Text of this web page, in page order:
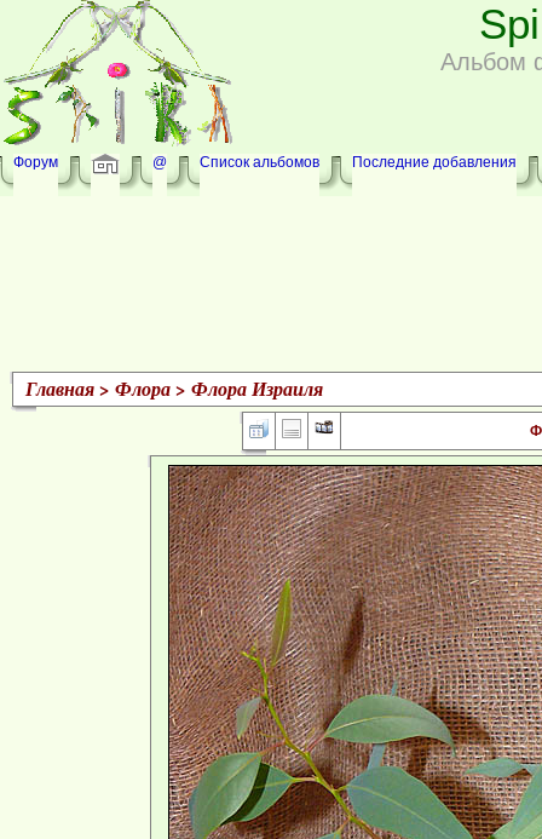
Альбом
Форум @ Список альбомов Последние добавления
Главная> Флора> Флора Израиля